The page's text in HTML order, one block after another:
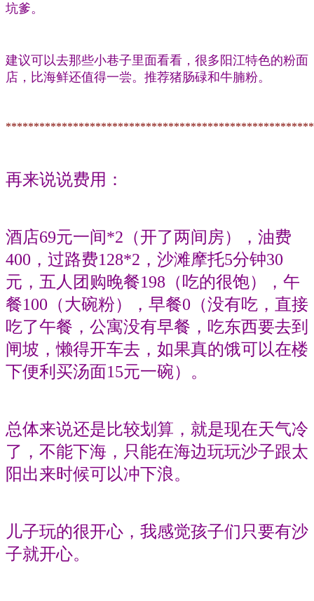
坑爹。
建议可以去那些小巷子里面看看，很多阳江特色的粉面
店，比海鲜还值得一尝。推荐猪肠碌和牛腩粉。
再来说说费用：
酒店69元一间*2（开了两间房），油费
400，过路费128*2，沙滩摩托5分钟30
元，五人团购晚餐198（吃的很饱），午
餐100（大碗粉），早餐0（没有吃，直接
吃了午餐，公寓没有早餐，吃东西要去到
闸坡，懒得开车去，如果真的饿可以在楼
下便利买汤面15元一碗）。
总体来说还是比较划算，就是现在天气冷
了，不能下海，只能在海边玩玩沙子跟太
阳出来时候可以冲下浪。
儿子玩的很开心，我感觉孩子们只要有沙
子就开心。